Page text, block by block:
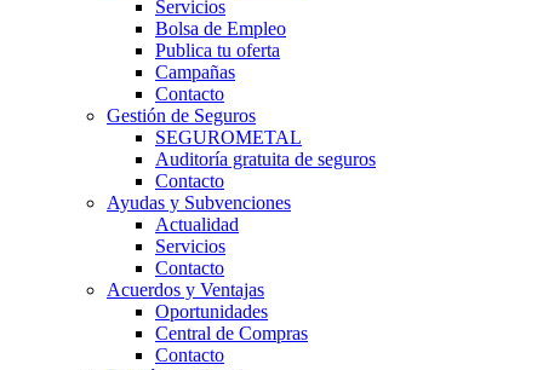
Servicios
Bolsa de Empleo
Publica tu oferta
Campañas
Contacto
Gestión de Seguros
SEGUROMETAL
Auditoría gratuita de seguros
Contacto
Ayudas y Subvenciones
Actualidad
Servicios
Contacto
Acuerdos y Ventajas
Oportunidades
Central de Compras
Contacto